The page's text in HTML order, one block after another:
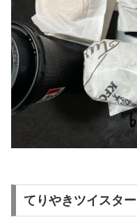
てりやきツイスター